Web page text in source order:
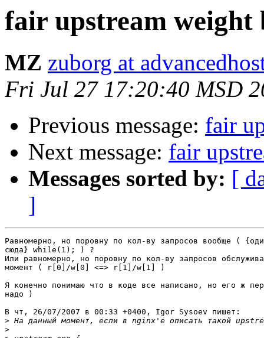
fair upstream weight
MZ zuborg at
Fri Jul 27 17:20:40 MSD
Previous message: fair
Next message: fair
Messages sorted by: [
]
Равномерно, но поровну по кол-ву запросов вообще (
сюда} while(1); ) ?
Или равномерно, но поровну по кол-ву запросов
момент ( r[0]/w[0] <=> r[1]/w[1] )
Я конечно понимаю что в коде все написано, но его ж
надо )
В чт, 26/07/2007 в 00:33 +0400, Igor Sysoev пишет:
>
>